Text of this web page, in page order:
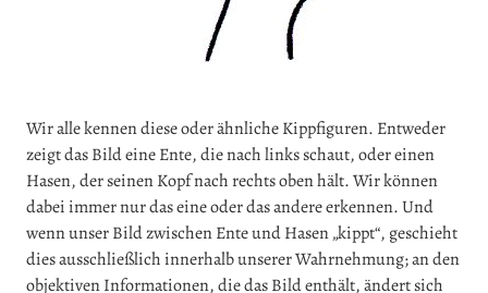
Wir alle kennen diese oder ähnliche Kippfiguren. Entweder
zeigt das Bild eine Ente, die nach links schaut, oder einen
Hasen, der seinen Kopf nach rechts oben hält. Wir können
dabei immer nur das eine oder das andere erkennen. Und
wenn unser Bild zwischen Ente und Hasen „kippt“, geschieht
dies ausschließlich innerhalb unserer Wahrnehmung; an den
objektiven Informationen, die das Bild enthält, ändert sich